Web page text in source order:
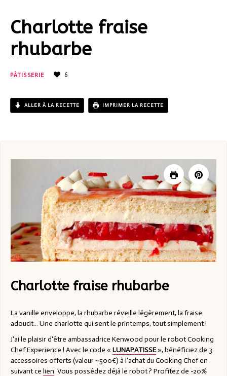
Charlotte fraise
rhubarbe
PÂTISSERIE 6
ALLER À LA RECETTE IMPRIMER LA RECETTE
Charlotte fraise rhubarbe
La vanille enveloppe, la rhubarbe réveille légèrement, la fraise
adoucit… Une charlotte qui sent le printemps, tout simplement !
J'ai le plaisir d'être ambassadrice Kenwood pour le robot Cooking
Chef Experience ! Avec le code « LUNAPATISSE», bénéficiez de 3
accessoires offerts (valeur ~500€) à l'achat du Cooking Chef en
suivant ce lien. Vous possédez déjà le robot ? Profitez de -20%